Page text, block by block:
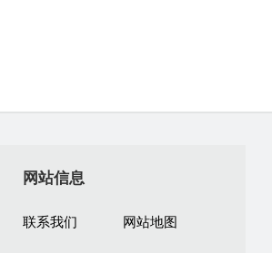
网站信息
联系我们 网站地图